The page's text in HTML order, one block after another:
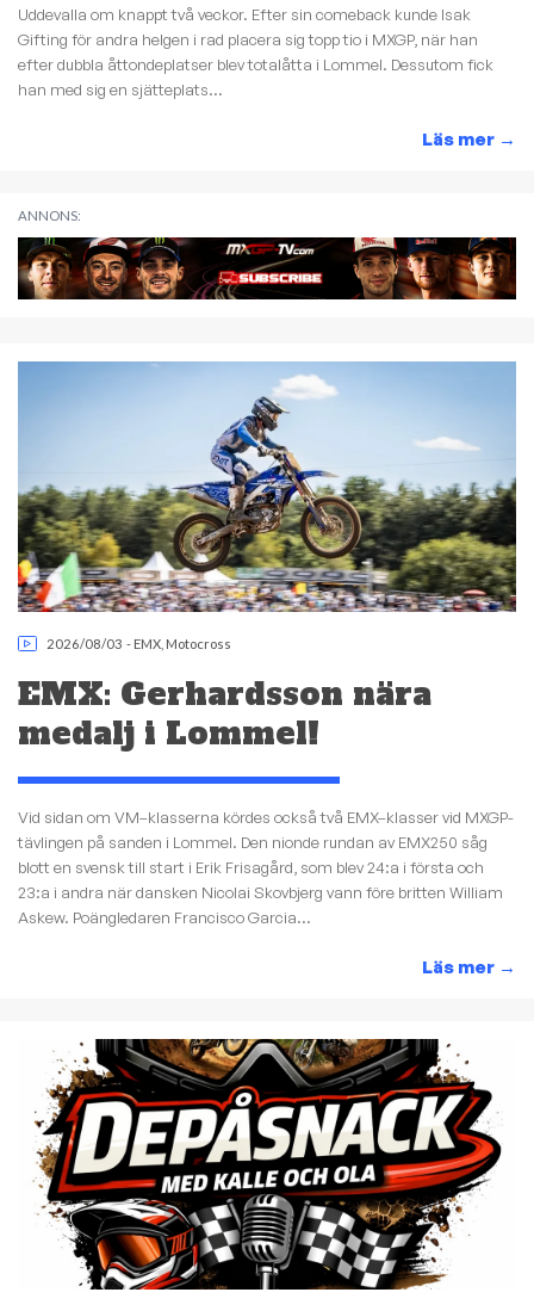
Uddevalla om knappt två veckor. Efter sin comeback kunde Isak
Gifting för andra helgen i rad placera sig topp tio i MXGP, när han
efter dubbla åttondeplatser blev totalåtta i Lommel. Dessutom fick
han med sig en sjätteplats...
Läs mer →
ANNONS:
2026/08/03 - EMX Motocross
EMX: Gerhardsson nära
medalj i Lommel!
Vid sidan om VM–klasserna kördes också två EMX–klasser vid MXGP-
tävlingen på sanden i Lommel. Den nionde rundan av EMX250 såg
blott en svensk till start i Erik Frisagård, som blev 24:a i första och
23:a i andra när dansken Nicolai Skovbjerg vann före britten William
Askew. Poängledaren Francisco Garcia...
Läs mer →